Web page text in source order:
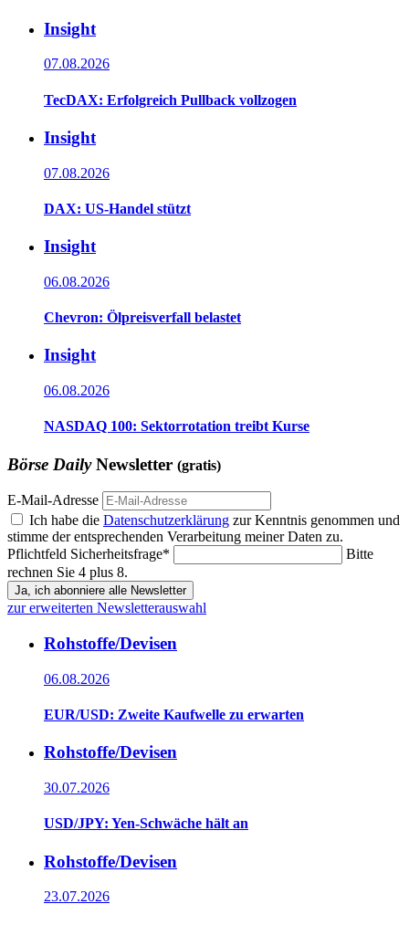
Insight
07.08.2026
TecDAX: Erfolgreich Pullback vollzogen
Insight
07.08.2026
DAX: US-Handel stützt
Insight
06.08.2026
Chevron: Ölpreisverfall belastet
Insight
06.08.2026
NASDAQ 100: Sektorrotation treibt Kurse
Börse DailyNewsletter (gratis)
E-Mail-Adresse
Ich habe die Datenschutzerklärung zur Kenntnis genommen und
stimme der entsprechenden Verarbeitung meiner Daten zu.
Pflichtfeld Sicherheitsfrage*
Bitte
rechnen Sie 4 plus 8.
Ja, ich abonniere alle Newsletter
zur erweiterten Newsletterauswahl
Rohstoffe/Devisen
06.08.2026
EUR/USD: Zweite Kaufwelle zu erwarten
Rohstoffe/Devisen
30.07.2026
USD/JPY: Yen-Schwäche hält an
Rohstoffe/Devisen
23.07.2026